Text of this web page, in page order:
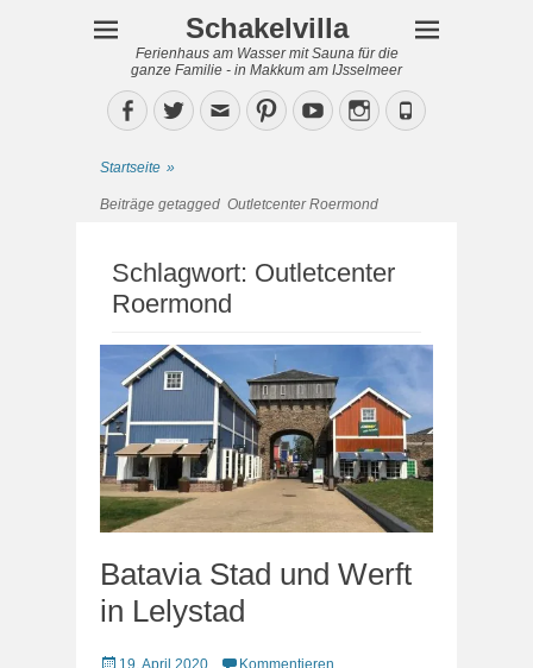
Schakelvilla
Ferienhaus am Wasser mit Sauna für die
ganze Familie - in Makkum am IJsselmeer
Facebook
TwitterEmailPinterestYouTubeInstagram
Phone
Startseite »
Beiträge getagged Outletcenter Roermond
Schlagwort: Outletcenter
Roermond
Batavia Stad und Werft
in Lelystad
Veröffentlicht
19. April 2020 Kommentieren